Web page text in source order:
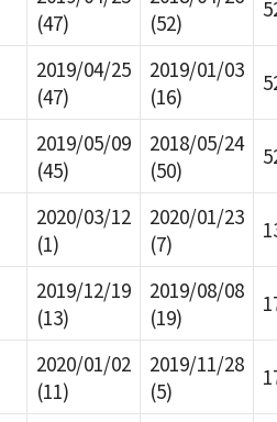
(47)
(52)
2019/04/25
(47)
2019/01/03
(16)
2019/05/09
(45)
2018/05/24
(50)
2020/03/12
(1)
2020/01/23
(7)
2019/12/19
(13)
2019/08/08
(19)
2020/01/02
(11)
2019/11/28
(5)